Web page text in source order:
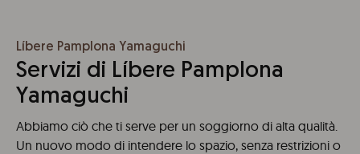
Líbere Pamplona Yamaguchi
Servizi di Líbere Pamplona
Yamaguchi
Abbiamo ciò che ti serve per un soggiorno di alta qualità.
Un nuovo modo di intendere lo spazio, senza restrizioni o